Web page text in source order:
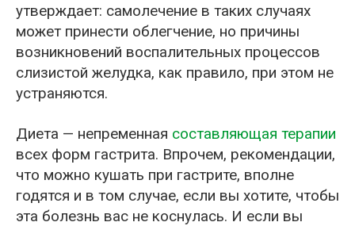
утверждает: самолечение в таких случаях
может принести облегчение, но причины
возникновений воспалительных процессов
слизистой желудка, как правило, при этом не
устраняются.
Диета — непременная составляющая терапии
всех форм гастрита. Впрочем, рекомендации,
что можно кушать при гастрите, вполне
годятся и в том случае, если вы хотите, чтобы
эта болезнь вас не коснулась. И если вы